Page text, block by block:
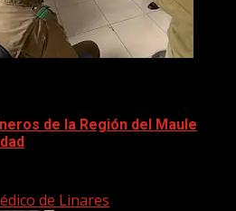
de la Región del Maule
de Linares